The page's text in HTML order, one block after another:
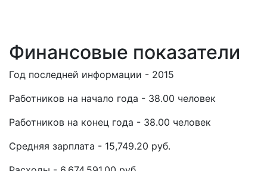
Финансовые показатели
Год последней информации - 2015
Работников на начало года - 38.00 человек
Работников на конец года - 38.00 человек
Средняя зарплата - 15,749.20 руб.